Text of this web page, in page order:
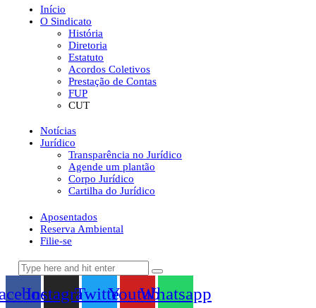
Início
O Sindicato
História
Diretoria
Estatuto
Acordos Coletivos
Prestação de Contas
FUP
CUT
Notícias
Jurídico
Transparência no Jurídico
Agende um plantão
Corpo Jurídico
Cartilha do Jurídico
Aposentados
Reserva Ambiental
Filie-se
InstagramTwitterYoutubeWhatsapp